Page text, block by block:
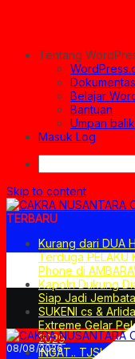
Tentang
Belajar
Bantuan
Umpan balik
Masuk Log
Skip to content
TERBARU
Kurang dari DUA
Terduga PELAKU
Phone di
Kapolri Dukung
Siap Jadi
SUKENI cs &
Extreme Gelar
2029
INGAT.. TJSL
08/08/2026